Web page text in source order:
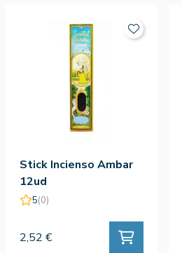
Stick Incienso Ambar
12ud
5(0)
2,52 €